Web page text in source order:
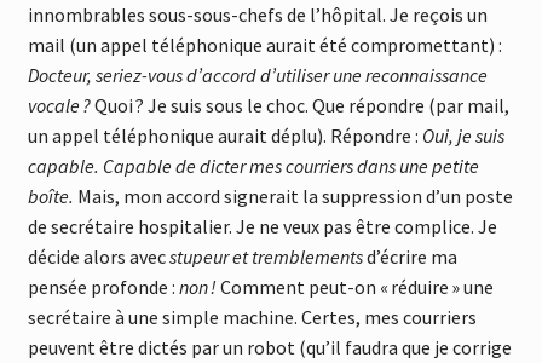
innombrables sous-sous-chefs de l’hôpital. Je reçois un
mail (un appel téléphonique aurait été compromettant) :
Docteur, seriez-vous d’accord d’utiliser une reconnaissance
vocale ?Quoi ? Je suis sous le choc. Que répondre (par mail,
un appel téléphonique aurait déplu). Répondre : Oui, je suis
capable. Capable de dicter mes courriers dans une petite
boîte. Mais, mon accord signerait la suppression d’un poste
de secrétaire hospitalier. Je ne veux pas être complice. Je
décide alors avecstupeur et tremblementsd’écrire ma
pensée profonde : non ! Comment peut-on « réduire » une
secrétaire à une simple machine. Certes, mes courriers
peuvent être dictés par un robot (qu’il faudra que je corrige